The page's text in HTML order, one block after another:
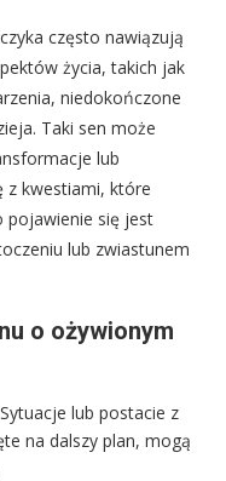
często nawiązują
życia, takich jak
niedokończone
Taki sen może
lub
z kwestiami, które
pojawienie się jest
lub zwiastunem
o ożywionym
Sytuacje lub postacie z
na dalszy plan, mogą